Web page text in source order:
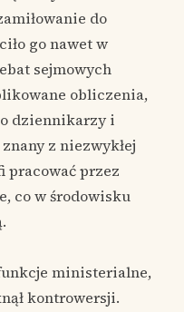
do
go nawet w
sejmowych
obliczenia,
dziennikarzy i
z niezwykłej
pracować przez
co w środowisku
ministerialne,
kontrowersji.